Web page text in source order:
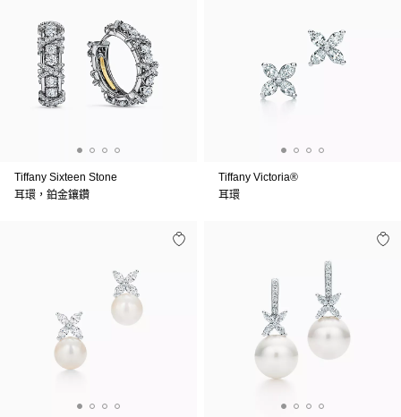
Tiffany Sixteen Stone
耳環，鉑金鑲鑽
Tiffany Victoria®
耳環